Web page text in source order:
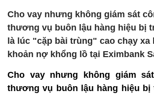
Cho vay nhưng không giám sát
thương vụ buôn lậu hàng hiệu bị
là lúc "cặp bài trùng" cao chạy xa
khoản nợ khổng lồ tại Eximbank
Cho vay nhưng không giám
thương vụ buôn lậu hàng hiệu bị